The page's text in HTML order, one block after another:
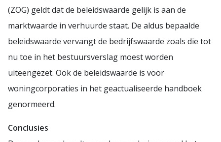
(ZOG) geldt dat de beleidswaarde gelijk is aan de
marktwaarde in verhuurde staat. De aldus bepaalde
beleidswaarde vervangt de bedrijfswaarde zoals die tot
nu toe in het bestuursverslag moest worden
uiteengezet. Ook de beleidswaarde is voor
woningcorporaties in het geactualiseerde handboek
genormeerd.
Conclusies